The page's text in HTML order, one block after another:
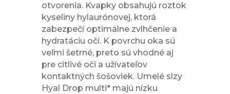
otvorenia. Kvapky obsahujú roztok
kyseliny hylaurónovej, ktorá
zabezpečí optimálne zvlhčenie a
hydratáciu očí. K povrchu oka sú
veľmi šetrné, preto sú vhodné aj
pre citlivé oči a užívateľov
kontaktných šošoviek. Umelé slzy
Hyal Drop multi* majú nízku